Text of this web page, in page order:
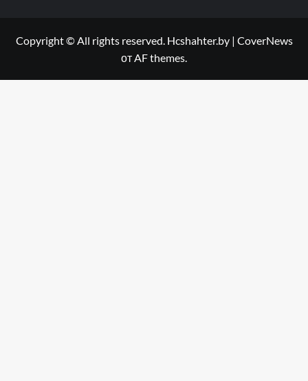
Copyright © All rights reserved. Hcshahter.by | CoverNews
от AF themes.